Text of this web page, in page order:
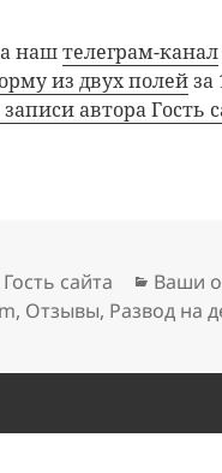
наштелеграм-канал
из двух полейза
автора Гость
Автор
Гость сайта Ваши
, Отзывы, Развод на